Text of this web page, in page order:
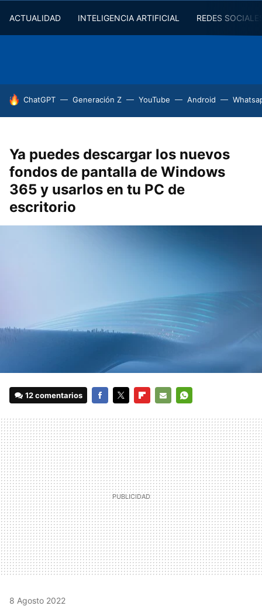
ACTUALIDAD INTELIGENCIA ARTIFICIAL REDES
HOY SE HABLA DE
ChatGPT Generación Z YouTube Android
Ya puedes descargar los nuevos
fondos de pantalla de Windows
365 y usarlos en tu PC de
escritorio
12 comentarios
MAIL
8 Agosto 2022